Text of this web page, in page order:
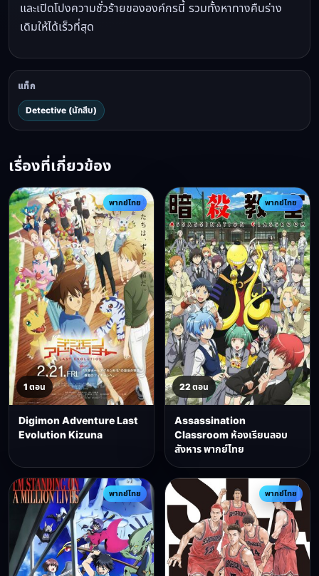
และเปิดโปงความชั่วร้ายขององค์กรนี้ รวมทั้งหาทางคืนร่าง
เดิมให้ได้เร็วที่สุด
แท็ก
Detective (นักสืบ)
เรื่องที่เกี่ยวข้อง
พากย์ไทย
1 ตอน
Digimon Adventure Last
Evolution Kizuna
พากย์ไทย
22 ตอน
Assassination
Classroom ห้องเรียนลอบ
สังหาร พากย์ไทย
พากย์ไทย พากย์ไทย